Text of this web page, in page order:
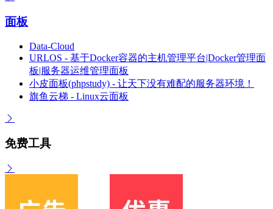
面板
Data-Cloud
URLOS - 基于Docker容器的主机管理平台|Docker管理面
板|服务器运维管理面板
小皮面板(phpstudy) - 让天下没有难配的服务器环境！
旗鱼云梯 - Linux云面板
免费工具